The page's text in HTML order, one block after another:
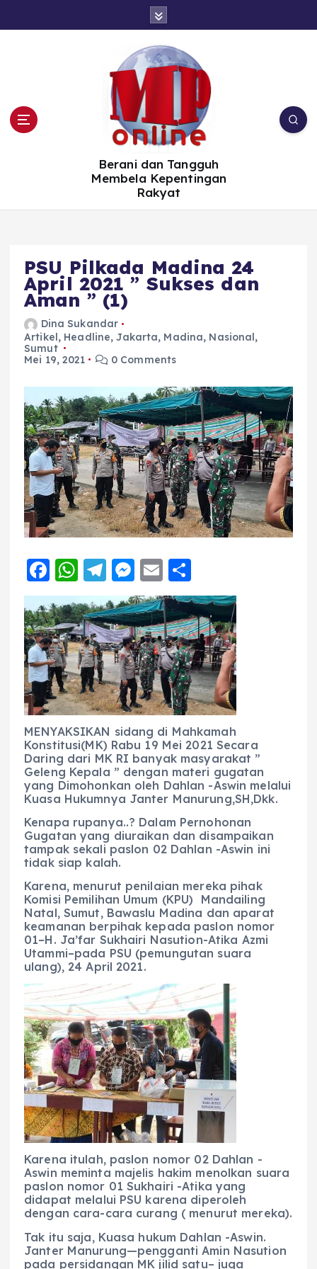
Berani dan Tangguh
Membela Kepentingan
Rakyat
PSU Pilkada Madina 24
April 2021 ” Sukses dan
Aman ” (1)
Dina Sukandar
Artikel, Headline,Jakarta, Madina, Nasional,
Sumut
Mei 19, 2021
0 Comments
F
a
c
e
b
o
o
k
W
h
a
ts
A
p
p
T
el
e
g
r
a
m
M
e
ss
e
n
g
er
E
m
ai
l
h
a
re
MENYAKSIKAN sidang di Mahkamah
Konstitusi(MK) Rabu 19 Mei 2021 Secara
Daring dari MK RI banyak masyarakat ”
Geleng Kepala ” dengan materi gugatan
yang Dimohonkan oleh Dahlan -Aswin melalui
Kuasa Hukumnya Janter Manurung,SH,Dkk.
Kenapa rupanya..? Dalam Pernohonan
Gugatan yang diuraikan dan disampaikan
tampak sekali paslon 02 Dahlan -Aswin ini
tidak siap kalah.
Karena, menurut penilaian mereka pihak
Komisi Pemilihan Umum (KPU) Mandailing
Natal, Sumut, Bawaslu Madina dan aparat
keamanan berpihak kepada paslon nomor
01–H. Ja’far Sukhairi Nasution-Atika Azmi
Utammi–pada PSU (pemungutan suara
ulang), 24 April 2021.
Karena itulah, paslon nomor 02 Dahlan -
Aswin meminta majelis hakim menolkan suara
paslon nomor 01 Sukhairi -Atika yang
didapat melalui PSU karena diperoleh
dengan cara-cara curang ( menurut mereka).
Tak itu saja, Kuasa hukum Dahlan -Aswin.
Janter Manurung—pengganti Amin Nasution
pada persidangan MK jilid satu– juga